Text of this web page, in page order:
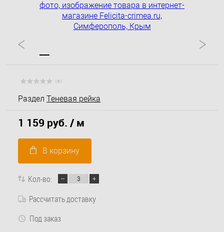
( 0 )
Раздел Теневая рейка
1 159 руб. / м
В корзину
Кол-во:
Рассчитать доставку
Под заказ